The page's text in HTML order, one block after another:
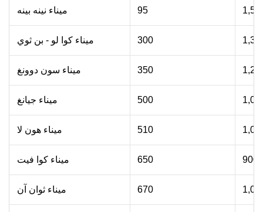
ميناء نينه بينه 95
ميناء كوا لو - بن ثوي 300
ميناء سون دوونغ 350
ميناء جيانغ 500
ميناء هون لا 510
ميناء كوا فيت 650 900
ميناء ثوان آن 670